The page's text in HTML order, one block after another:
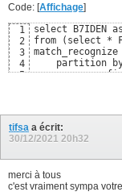
Code: [Affichage]
1
2
3
4
5
10
select B7IDEN
from (select *
partition
measures
;
tifsa a écrit:
30/12/2021 20h32
merci à tous
c'est vraiment sympa